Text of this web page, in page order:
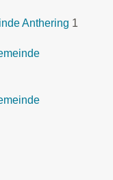
Anthering 1